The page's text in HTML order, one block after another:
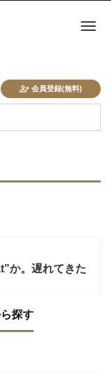
会員登録(無料)
ナ
か。遅れてきた
探す